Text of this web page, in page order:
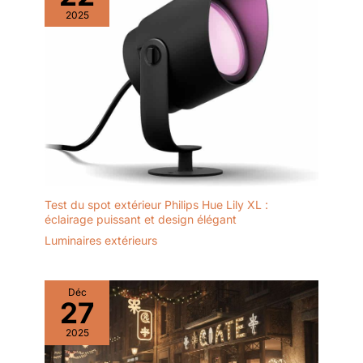
et du temps, durée de vie
allant jusqu'à 50 000
heures, bien au - delà
des ampoules
traditionnelles, ce qui
signifie que vous
profiterez d'un éclairage
stable et durable
pendant longtemps
Largement applicable:
Cette lampe murale
moderne et élégant. Peut
être utilisé pour garage,
extérieur, passerelle,
esca Éclairage
confortable: 40W
rotation LED lampe de
projection grâce à la
2025
Test du spot extérieur Philips Hue Lily XL :
éclairage puissant et design élégant
Luminaires extérieurs
Déc
27
2025